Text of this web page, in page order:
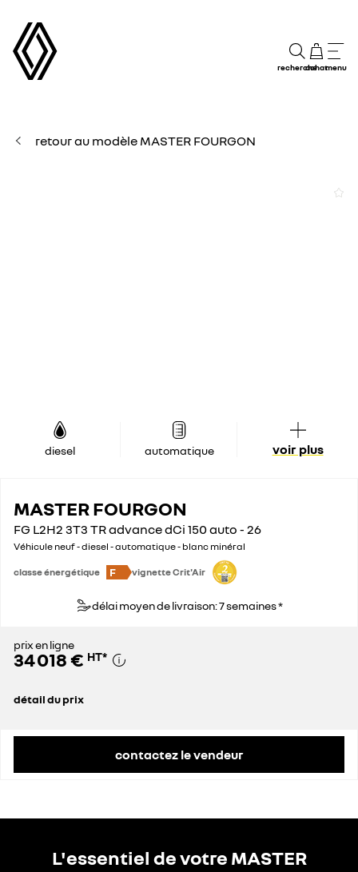
rechercheachatmenu
retour au modèle MASTER FOURGON
diesel automatique voir plus
MASTER FOURGON
FG L2H2 3T3 TR advance dCi 150 auto - 26
Véhicule neuf - diesel - automatique - blanc minéral
classe énergétique F vignette Crit'Air
délai moyen de livraison: 7 semaines *
prix en ligne
34 018 € HT*
détail du prix
contactez le vendeur
L'essentiel de votre MASTER